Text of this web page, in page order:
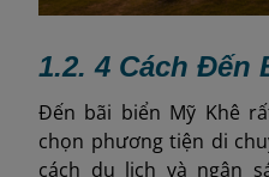
1.2. 4 Cách Đến
Đến bãi biển Mỹ Khê
chọn phương tiện di
cách du lịch và ngân